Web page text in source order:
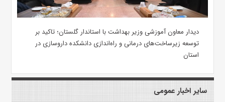
دیدار معاون آموزشی وزیر بهداشت با استاندار گلستان؛ تاکید بر
توسعه زیرساخت‌های درمانی و راه‌اندازی دانشکده داروسازی در
استان
سایر اخبار عمومی